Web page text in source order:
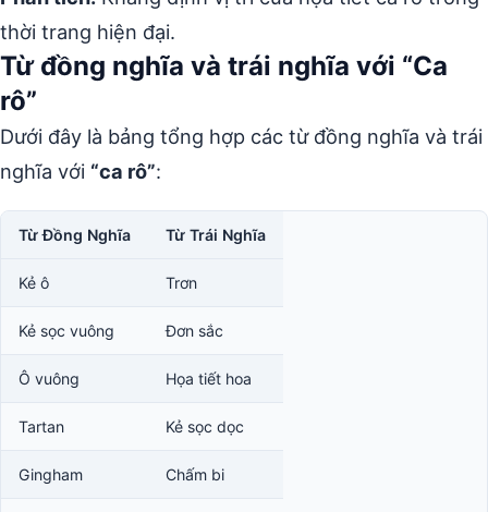
thời trang hiện đại.
Từ đồng nghĩa và trái nghĩa với “Ca
rô”
Dưới đây là bảng tổng hợp các từ đồng nghĩa và trái
nghĩa với “ca rô”:
Từ Đồng Nghĩa Từ Trái Nghĩa
Kẻ ô Trơn
Kẻ sọc vuông Đơn sắc
Ô vuông Họa tiết hoa
Tartan Kẻ sọc dọc
Gingham Chấm bi